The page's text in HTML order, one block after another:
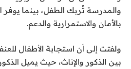
والمدرسة تُربك الطفل، بينما يوفر
بالأمان والاستمرارية والدعم.
ولفتت إلى أن استجابة الأطفال
بين الذكور والإناث، حيث يميل الذكور